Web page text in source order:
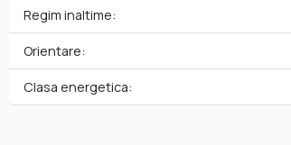
Regim inaltime:
Orientare:
Clasa energetica: